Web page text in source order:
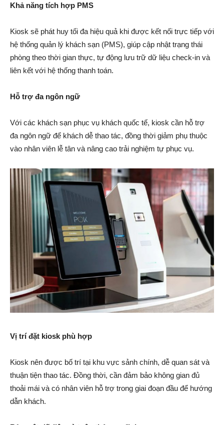
Khả năng tích hợp PMS
Kiosk sẽ phát huy tối đa hiệu quả khi được kết nối trực tiếp với
hệ thống quản lý khách sạn (PMS), giúp cập nhật trạng thái
phòng theo thời gian thực, tự động lưu trữ dữ liệu check-in và
liên kết với hệ thống thanh toán.
Hỗ trợ đa ngôn ngữ
Với các khách sạn phục vụ khách quốc tế, kiosk cần hỗ trợ
đa ngôn ngữ để khách dễ thao tác, đồng thời giảm phụ thuộc
vào nhân viên lễ tân và nâng cao trải nghiệm tự phục vụ.
Vị trí đặt kiosk phù hợp
Kiosk nên được bố trí tại khu vực sảnh chính, dễ quan sát và
thuận tiện thao tác. Đồng thời, cần đảm bảo không gian đủ
thoải mái và có nhân viên hỗ trợ trong giai đoạn đầu để hướng
dẫn khách.